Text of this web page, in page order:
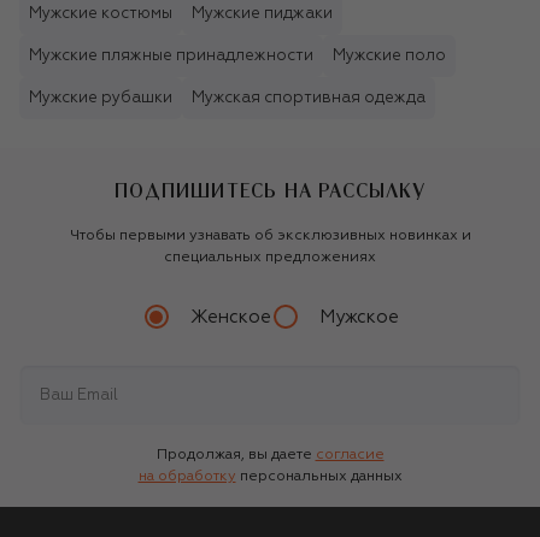
Мужские костюмы Мужские пиджаки
Мужские пляжные принадлежности Мужские поло
Мужские рубашки Мужская спортивная одежда
ПОДПИШИТЕСЬ НА РАССЫЛКУ
Чтобы первыми узнавать об эксклюзивных новинках и
специальных предложениях
Женское Мужское
Продолжая, вы даете согласие
на обработку персональных данных